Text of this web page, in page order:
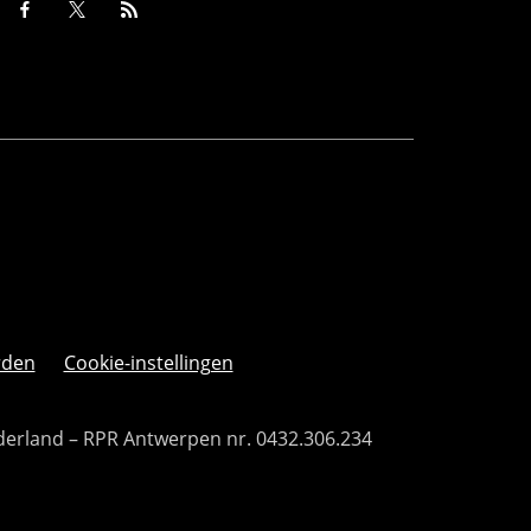
Cookie-instellingen
– RPR Antwerpen nr. 0432.306.234